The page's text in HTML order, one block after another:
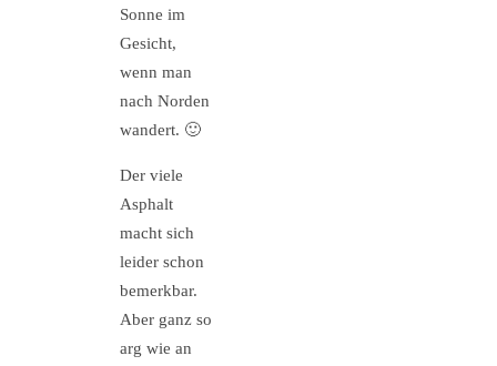
Sonne im
Gesicht,
wenn man
nach Norden
wandert. 🙂
Der viele
Asphalt
macht sich
leider schon
bemerkbar.
Aber ganz so
arg wie an